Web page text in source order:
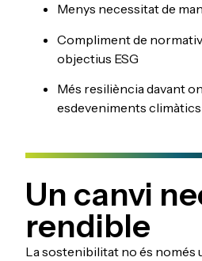
Menys necessitat de
Compliment de
objectius ESG
Més resiliència davant
esdeveniments
Un canvi
rendible
La sostenibilitat no és només